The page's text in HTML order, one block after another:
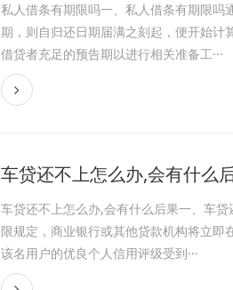
私人借条有期限吗一、私人借条有期限吗
期，则自归还日期届满之刻起，便开始
借贷者充足的预告期以进行相关准备工···
车贷还不上怎么办,会有什么
车贷还不上怎么办,会有什么后果一、车
限规定，商业银行或其他贷款机构将立
该名用户的优良个人信用评级受到···